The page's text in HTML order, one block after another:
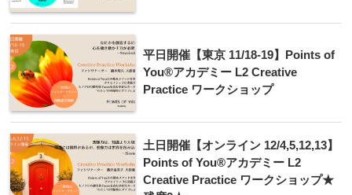
平日開催【東京 11/18-19】Points of
You®アカデミー L2 Creative
Practice ワークショップ
土日開催【オンライン 12/4,5,12,13】
Points of You®アカデミー L2
Creative Practice ワークショップ★